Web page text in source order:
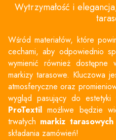
Wytrzymałość i
Wśród materiałów, które
cechami, aby odpowiednio
wymienić również
markizy tarasowe. Kluczowa
atmosferyczne oraz
wygląd pasujący do estetyki
ProTextil możliwe będzie
trwałych markiz
składania zamówień!